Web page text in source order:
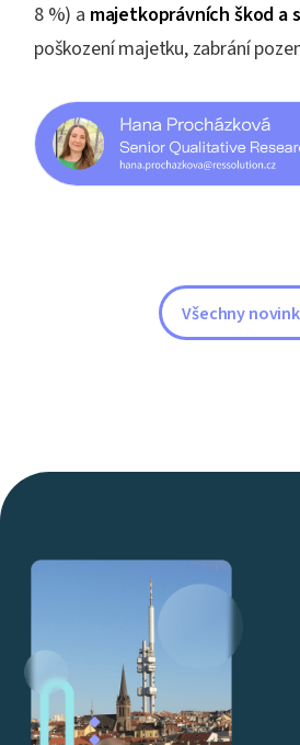
8 %) a majetkoprávních škod a
poškození majetku, zabrání
Všechny